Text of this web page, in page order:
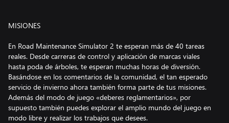
MISIONES
En Road Maintenance Simulator 2 te esperan más de 40 tareas
reales. Desde carreras de control y aplicación de marcas viales
hasta poda de árboles, te esperan muchas horas de diversión.
Basándose en los comentarios de la comunidad, el tan esperado
servicio de invierno ahora también forma parte de tus misiones.
Además del modo de juego «deberes reglamentarios», por
supuesto también puedes explorar el amplio mundo del juego en
modo libre y realizar los trabajos que desees.